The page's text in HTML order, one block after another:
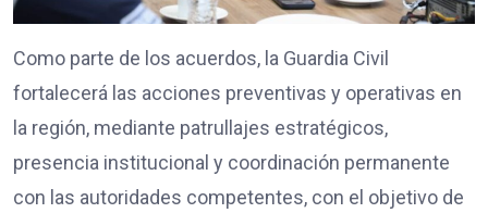
Como parte de los acuerdos, la Guardia Civil
fortalecerá las acciones preventivas y operativas en
la región, mediante patrullajes estratégicos,
presencia institucional y coordinación permanente
con las autoridades competentes, con el objetivo de